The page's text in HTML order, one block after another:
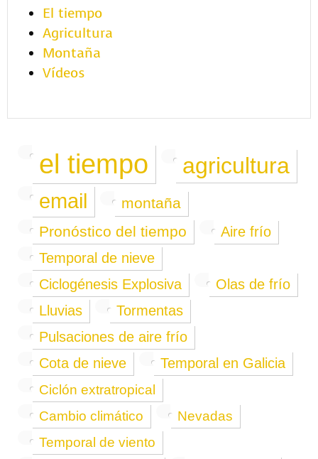
El tiempo
Agricultura
Montaña
Vídeos
el tiempo agricultura
email montaña
Pronóstico del tiempo
Aire frío
Temporal de nieve
Ciclogénesis Explosiva
Olas de frío
Lluvias
Tormentas
Pulsaciones de aire frío
Cota de nieve
Temporal en Galicia
Ciclón extratropical
Cambio climático
Nevadas
Temporal de viento